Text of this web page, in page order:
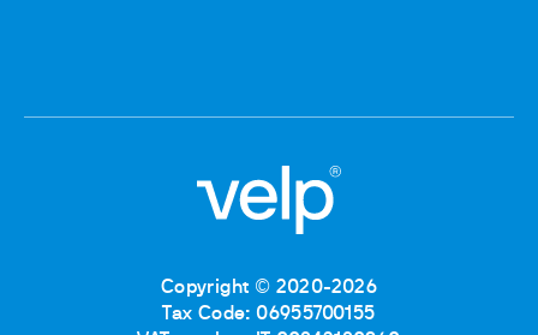
Copyright © 2020-2026
Tax Code: 06955700155